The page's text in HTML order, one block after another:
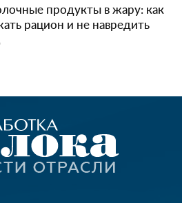
продукты в жару: как
рацион и не навредить